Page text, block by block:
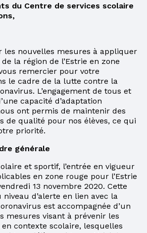
du Centre de services scolaire
les nouvelles mesures à appliquer
la région de l’Estrie en zone
remercier pour votre
le cadre de la lutte contre la
L’engagement de tous et
capacité d’adaptation
ont permis de maintenir des
de qualité pour nos élèves, ce qui
priorité.
générale
et sportif, l’entrée en vigueur
en zone rouge pour l’Estrie
13 novembre 2020. Cette
d’alerte en lien avec la
est accompagnée d’un
mesures visant à prévenir les
contexte scolaire, lesquelles